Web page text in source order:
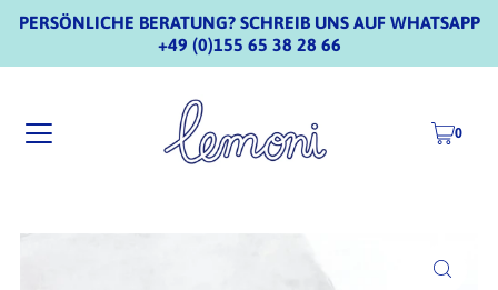
PERSÖNLICHE BERATUNG? SCHREIB UNS AUF WHATSAPP
+49 (0)155 65 38 28 66
0